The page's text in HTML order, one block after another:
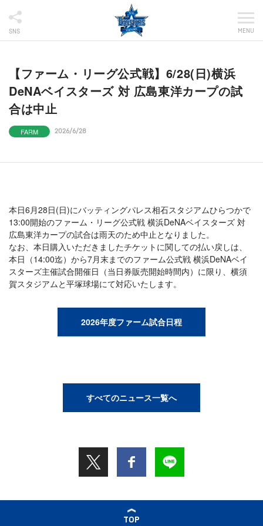
SNS MENU
【ファーム・リーグ公式戦】6/28(日)横浜
DeNAベイスターズ 対 広島東洋カープの試
合は中止
FARM 2026/6/28
本日6月28日(日)にバッティングパレス相石スタジアムひらつかで
13:00開始のファーム・リーグ公式戦 横浜DeNAベイスターズ 対
広島東洋カープの試合は雨天のため中止となりました。
なお、本日購入いただきましたチケットに関しての払い戻しは、
本日（14:00迄）から7月末までのファーム公式戦 横浜DeNAベイ
スターズ主催試合開催日（当日券販売開始時間内）に限り、横須
賀スタジアムと平塚球場にて対応いたします。
2026年度ファーム試合日程
すべてのニュース一覧へ
TOP